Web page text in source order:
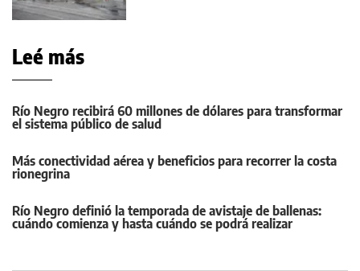
Leé más
Río Negro recibirá 60 millones de dólares para transformar
el sistema público de salud
Más conectividad aérea y beneficios para recorrer la costa
rionegrina
Río Negro definió la temporada de avistaje de ballenas:
cuándo comienza y hasta cuándo se podrá realizar